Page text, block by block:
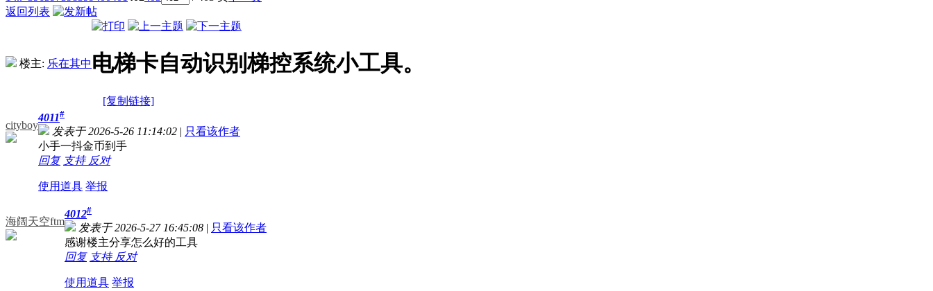
返回列表
楼主: 乐在其中 电梯卡自动识别梯控系统小工具。
[复制链接]
cityboy
4011#
发表于 2026-5-26 11:14:02 | 只看该作者
小手一抖金币到手
回复 支持 反对
使用道具 举报
海阔天空ftm
4012#
发表于 2026-5-27 16:45:08 | 只看该作者
感谢楼主分享怎么好的工具
回复 支持 反对
使用道具 举报